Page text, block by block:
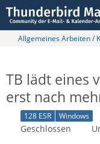
Allgemeines Arbeiten /
TB lädt eines
erst nach
128 ESR Windows
Geschlossen